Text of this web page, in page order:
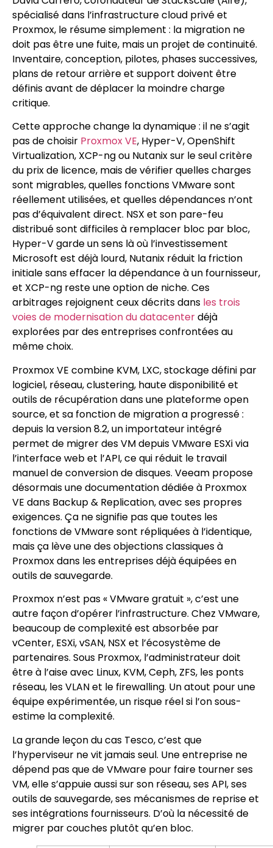
spécialisé dans l’infrastructure cloud privé et
Proxmox, le résume simplement : la migration ne
doit pas être une fuite, mais un projet de continuité.
Inventaire, conception, pilotes, phases successives,
plans de retour arrière et support doivent être
définis avant de déplacer la moindre charge
critique.
Cette approche change la dynamique : il ne s’agit
pas de choisir Proxmox VE, Hyper-V, OpenShift
Virtualization, XCP-ng ou Nutanix sur le seul critère
du prix de licence, mais de vérifier quelles charges
sont migrables, quelles fonctions VMware sont
réellement utilisées, et quelles dépendances n’ont
pas d’équivalent direct. NSX et son pare-feu
distribué sont difficiles à remplacer bloc par bloc,
Hyper-V garde un sens là où l’investissement
Microsoft est déjà lourd, Nutanix réduit la friction
initiale sans effacer la dépendance à un fournisseur,
et XCP-ng reste une option de niche. Ces
arbitrages rejoignent ceux décrits dans les trois
voies de modernisation du datacenterdéjà
explorées par des entreprises confrontées au
même choix.
Proxmox VE combine KVM, LXC, stockage défini par
logiciel, réseau, clustering, haute disponibilité et
outils de récupération dans une plateforme open
source, et sa fonction de migration a progressé :
depuis la version 8.2, un importateur intégré
permet de migrer des VM depuis VMware ESXi via
l’interface web et l’API, ce qui réduit le travail
manuel de conversion de disques. Veeam propose
désormais une documentation dédiée à Proxmox
VE dans Backup & Replication, avec ses propres
exigences. Ça ne signifie pas que toutes les
fonctions de VMware sont répliquées à l’identique,
mais ça lève une des objections classiques à
Proxmox dans les entreprises déjà équipées en
outils de sauvegarde.
Proxmox n’est pas « VMware gratuit », c’est une
autre façon d’opérer l’infrastructure. Chez VMware,
beaucoup de complexité est absorbée par
vCenter, ESXi, vSAN, NSX et l’écosystème de
partenaires. Sous Proxmox, l’administrateur doit
être à l’aise avec Linux, KVM, Ceph, ZFS, les ponts
réseau, les VLAN et le firewalling. Un atout pour une
équipe expérimentée, un risque réel si l’on sous-
estime la complexité.
La grande leçon du cas Tesco, c’est que
l’hyperviseur ne vit jamais seul. Une entreprise ne
dépend pas que de VMware pour faire tourner ses
VM, elle s’appuie aussi sur son réseau, ses API, ses
outils de sauvegarde, ses mécanismes de reprise et
ses intégrations fournisseurs. D’où la nécessité de
migrer par couches plutôt qu’en bloc.